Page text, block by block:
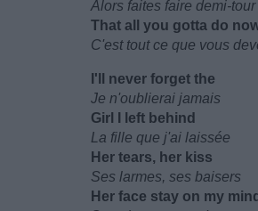
Alors faites faire demi-tour
That all you gotta do
C'est tout ce que vous
I'll never forget the
Je n'oublierai jamais
Girl I left behind
La fille que j'ai laissée
Her tears, her kiss
Ses larmes, ses baisers
Her face stay on my mind